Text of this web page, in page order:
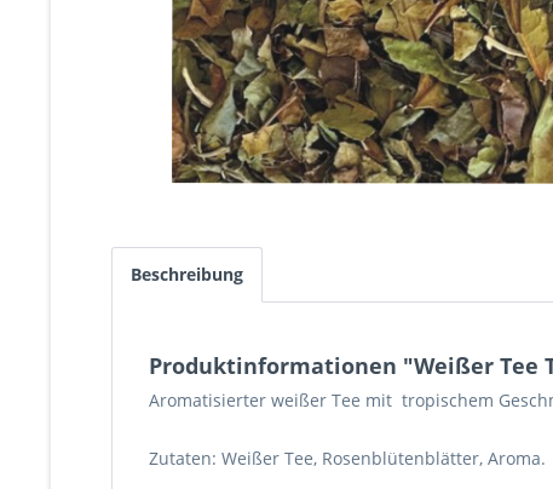
Beschreibung
Produktinformationen "Weißer Tee
Aromatisierter weißer Tee mit tropischem
Zutaten: Weißer Tee, Rosenblütenblätter, Aroma.